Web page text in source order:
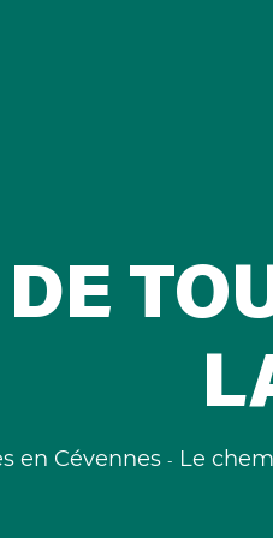
en Cévennes Le